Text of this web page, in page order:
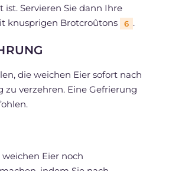
ist. Servieren Sie dann Ihre
knusprigen Brotcroûtons
6 .
die weichen Eier sofort nach
zu verzehren. Eine Gefrierung
Eier noch